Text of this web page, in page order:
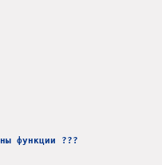
функции ???